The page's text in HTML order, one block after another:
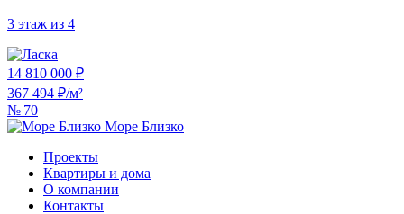
3 этаж из 4
14 810 000 ₽
367 494 ₽/м²
№ 70
Море Близко
Проекты
Квартиры и дома
О компании
Контакты